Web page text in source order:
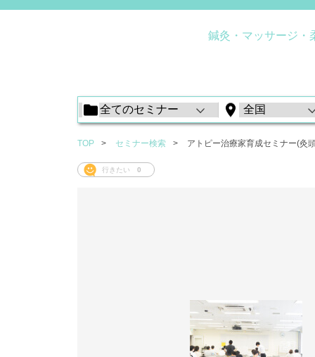
鍼灸・マッサージ・
TOP セミナー検索 アトピー治療家育成セミナー(灸
行きたい 0